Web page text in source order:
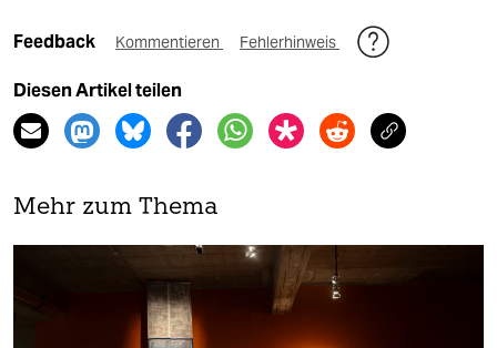
Feedback Kommentieren Fehlerhinweis
Diesen Artikel teilen
Mehr zum Thema